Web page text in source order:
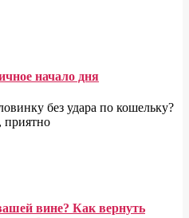
начало дня
без удара по кошельку?
приятно
вине? Как вернуть